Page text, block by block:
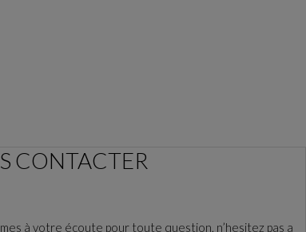
CONTACTER
à votre écoute pour toute question, n’hesitez pas a